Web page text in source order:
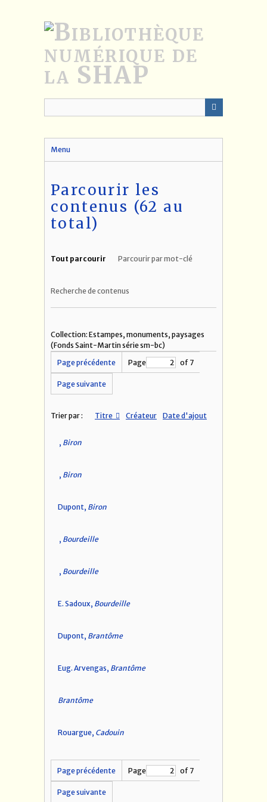
Menu
Parcourir les
contenus (62 au
total)
Tout parcourir Parcourir par mot-clé
Recherche de contenus
Collection: Estampes, monuments, paysages
(Fonds Saint-Martin série sm-bc)
Page précédente
Page of 7
Page suivante
Trier par : Titre Créateur Date d'ajout
, Biron
, Biron
Dupont, Biron
, Bourdeille
, Bourdeille
E. Sadoux, Bourdeille
Dupont, Brantôme
Eug. Arvengas, Brantôme
Brantôme
Rouargue, Cadouin
Page précédente Page of 7
Page suivante